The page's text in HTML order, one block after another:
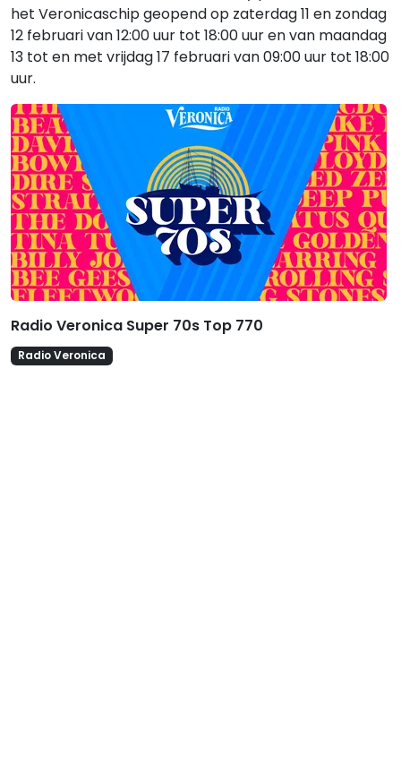
het Veronicaschip geopend op zaterdag 11 en zondag
12 februari van 12:00 uur tot 18:00 uur en van maandag
13 tot en met vrijdag 17 februari van 09:00 uur tot 18:00
uur.
Gerelateerde hitlijsten
Radio Veronica Super 70s Top 770
Radio Veronica